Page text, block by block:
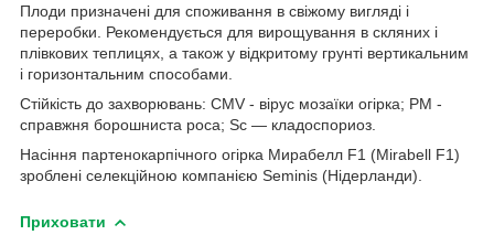
Плоди призначені для споживання в свіжому вигляді і
переробки. Рекомендується для вирощування в скляних і
плівкових теплицях, а також у відкритому грунті вертикальним
і горизонтальним способами.
Стійкість до захворювань: CMV - вірус мозаїки огірка; PM -
справжня борошниста роса; Sc — кладоспориоз.
Насіння партенокарпічного огірка Мирабелл F1 (Mirabell F1)
зроблені селекційною компанією Seminis (Нідерланди).
Приховати